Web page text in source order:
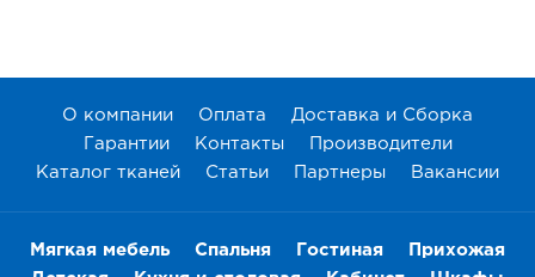
О компании Оплата
Доставка и Сборка
Гарантии
Контакты
Производители
Каталог тканей
Статьи Партнеры Вакансии
Мягкая мебель Спальня Гостиная
Прихожая